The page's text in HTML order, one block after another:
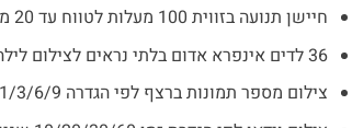
חיישן תנועה בזווית 100 מעלות לטווח עד 20 מטר
36 לדים אינפרא אדום בלתי נראים לצילום לילה
צילום מספר תמונות ברצף לפי הגדרה 1/3/6/9